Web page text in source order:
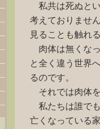
私共は死ぬと
考えておりませ
見ることも触れ
肉体は無くな
と全く違う世界
るのです。
それでは肉体
私たちは誰で
亡くなっている